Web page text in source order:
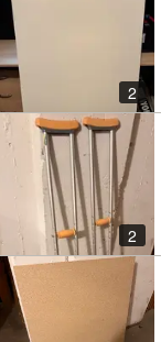
2
2